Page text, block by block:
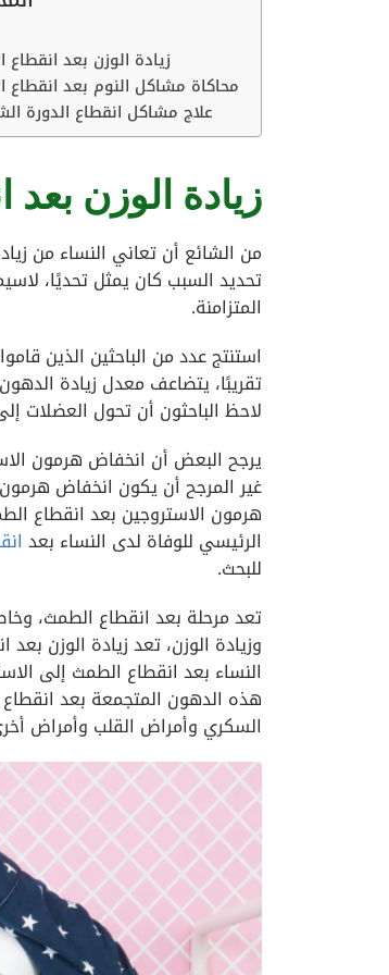
زيادة الوزن بعد
محاكاة مشاكل النوم بعد انقطاع
علاج مشاكل انقطاع الدورة
زيادة الوزن
من الشائع أن تعاني النساء من
تحديد السبب كان يمثل تحديًا،
المتزامنة.
استنتج عدد من الباحثين الذين
تقريبًا، يتضاعف معدل زيادة
لاحظ الباحثون أن تحول العضلات
يرجح البعض أن انخفاض هرمون
غير المرجح أن يكون انخفاض
هرمون الاستروجين بعد انقطاع
الرئيسي للوفاة لدى النساء بعد
للبحث.
تعد مرحلة بعد انقطاع الطمث،
وزيادة الوزن، تعد زيادة الوزن
النساء بعد انقطاع الطمث إلى
هذه الدهون المتجمعة بعد
السكري وأمراض القلب وأمراض